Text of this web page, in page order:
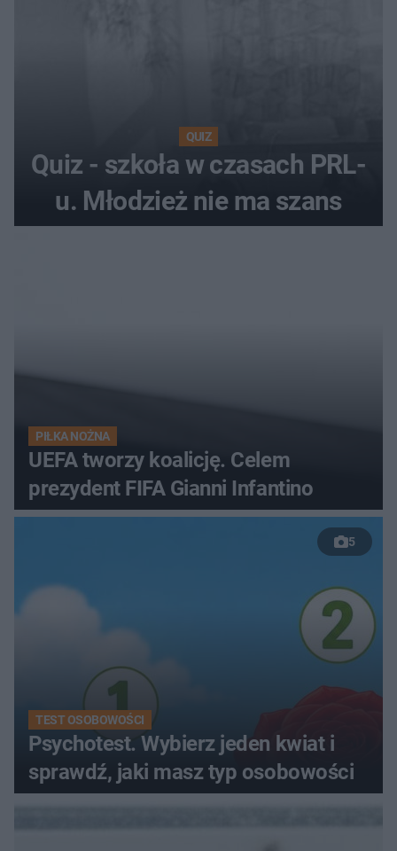
QUIZ
Quiz - szkoła w czasach PRL-
u. Młodzież nie ma szans
PIŁKA NOŻNA
UEFA tworzy koalicję. Celem
prezydent FIFA Gianni Infantino
5
TEST OSOBOWOŚCI
Psychotest. Wybierz jeden kwiat i
sprawdź, jaki masz typ osobowości